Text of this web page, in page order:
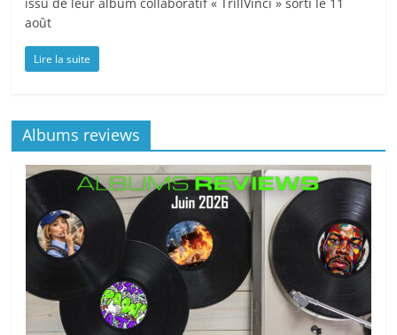
août
Lire la suite
Albums reviews